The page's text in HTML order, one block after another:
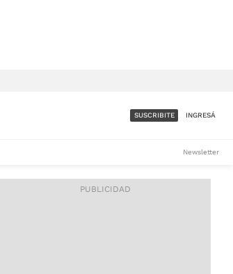
ACCESO FULL - $1.800/MES
SUSCRIBITE INGRESÁ
Newsletter